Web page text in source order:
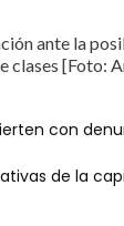
ante la
clases
con
de la